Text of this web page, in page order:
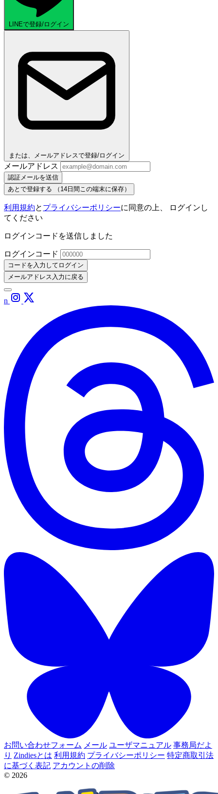
LINEで登録/ログイン
または、メールアドレスで登録/ログイン
メールアドレス
認証メールを送信
あとで登録する
（14日間この端末に保存）
利用規約と プライバシーポリシーに同意の上、 ログインし
てください
ログインコードを送信しました
ログインコード
コードを入力してログイン
メールアドレス入力に戻る
n
お問い合わせフォーム メール ユーザマニュアル 事務局だよ
り Zindiesとは 利用規約 プライバシーポリシー 特定商取引法
に基づく表記 アカウントの削除
© 2026